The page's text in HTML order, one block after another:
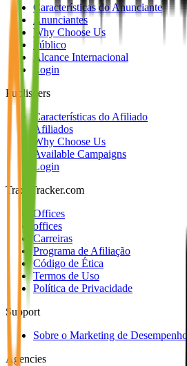
Características do Anunciante
Anunciantes
Why Choose Us
Público
Alcance Internacional
Login
Publishers
Características do Afiliado
Afiliados
Why Choose Us
Available Campaigns
Login
TradeTracker.com
Offices
offices
Carreiras
Programa de Afiliação
Código de Ética
Termos de Uso
Política de Privacidade
Support
Sobre o Marketing de Desempenho
Agencies